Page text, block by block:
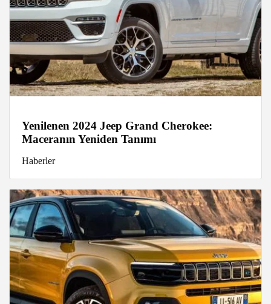
Yenilenen 2024 Jeep Grand Cherokee:
Maceranın Yeniden Tanımı
Haberler